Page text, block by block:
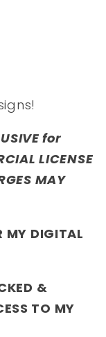
for
LICENSE
MAY
MY DIGITAL
&
TO MY